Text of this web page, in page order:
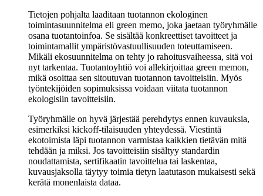
Tietojen pohjalta laaditaan tuotannon ekologinen
toimintasuunnitelma eli green memo, joka jaetaan työryhmälle
osana tuotantoinfoa. Se sisältää konkreettiset tavoitteet ja
toimintamallit ympäristövastuullisuuden toteuttamiseen.
Mikäli ekosuunnitelma on tehty jo rahoitusvaiheessa, sitä voi
nyt tarkentaa. Tuotantoyhtiö voi allekirjoittaa green memon,
mikä osoittaa sen sitoutuvan tuotannon tavoitteisiin. Myös
työntekijöiden sopimuksissa voidaan viitata tuotannon
ekologisiin tavoitteisiin.
Työryhmälle on hyvä järjestää perehdytys ennen kuvauksia,
esimerkiksi kickoff-tilaisuuden yhteydessä. Viestintä
ekotoimista läpi tuotannon varmistaa kaikkien tietävän mitä
tehdään ja miksi. Jos tavoitteisiin sisältyy standardin
noudattamista, sertifikaatin tavoittelua tai laskentaa,
kuvausjaksolla täytyy toimia tietyn laatutason mukaisesti sekä
kerätä monenlaista dataa.